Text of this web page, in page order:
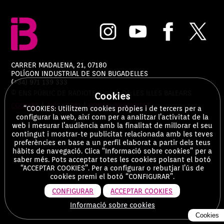
CARRER MADALENA, 21, 07180
POLÍGON INDUSTRIAL DE SON BUGADELLES
(+34) 971 139 333
© ENS PÚBLIC DE RADIOTELEVISIÓ DE LES ILLES BALEARS
COOKIES|AVÍS LEGAL| PORTAL PRIVACITAT
Cookies
Cookies
“COOKIES: Utilitzem cookies pròpies i de tercers per a
configurar la web, així com per a analitzar l’activitat de la
web i mesurar l’audiència amb la finalitat de millorar el seu
contingut i mostrar-te publicitat relacionada amb les teves
preferències en base a un perfil elaborat a partir dels teus
hàbits de navegació. Clica “Informació sobre cookies” per a
saber més. Pots acceptar totes les cookies polsant el botó
“ACCEPTAR COOKIES”. Per a configurar o rebutjar l’ús de
cookies premi el botó “CONFIGURAR”.
CONFIGURAR
ACCEPTAR COOKIES
Informació sobre cookies